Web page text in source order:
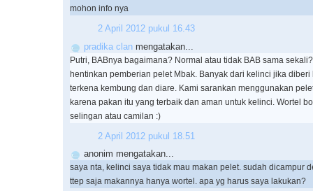
mohon info nya
2 April 2012 pukul 16.43
pradika clan mengatakan...
Putri, BABnya bagaimana? Normal atau tidak BAB sama
hentinkan pemberian pelet Mbak. Banyak dari kelinci jika
terkena kembung dan diare. Kami sarankan menggunakan
karena pakan itu yang terbaik dan aman untuk kelinci. Wortel
selingan atau camilan :)
2 April 2012 pukul 18.51
anonim mengatakan...
saya nta, kelinci saya tidak mau makan pelet. sudah dicampur
ttep saja makannya hanya wortel. apa yg harus saya lakukan?